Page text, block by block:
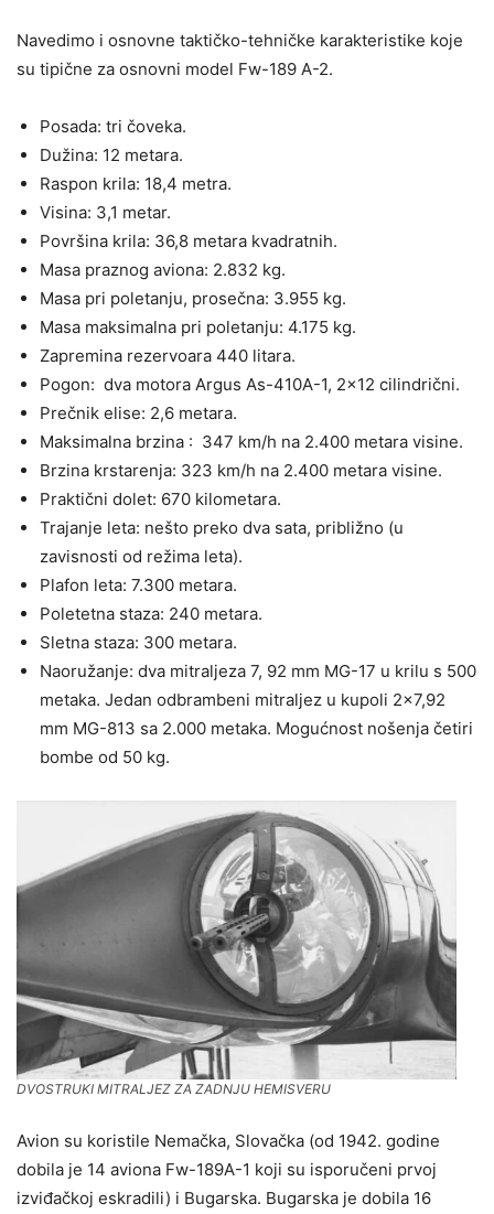
Navedimo i osnovne taktičko-tehničke karakteristike koje
su tipične za osnovni model Fw-189 A-2.
Posada: tri čoveka.
Dužina: 12 metara.
Raspon krila: 18,4 metra.
Visina: 3,1 metar.
Površina krila: 36,8 metara kvadratnih.
Masa praznog aviona: 2.832 kg.
Masa pri poletanju, prosečna: 3.955 kg.
Masa maksimalna pri poletanju: 4.175 kg.
Zapremina rezervoara 440 litara.
Pogon: dva motora Argus As-410A-1, 2×12 cilindrični.
Prečnik elise: 2,6 metara.
Maksimalna brzina : 347 km/h na 2.400 metara visine.
Brzina krstarenja: 323 km/h na 2.400 metara visine.
Praktični dolet: 670 kilometara.
Trajanje leta: nešto preko dva sata, približno (u
zavisnosti od režima leta).
Plafon leta: 7.300 metara.
Poletetna staza: 240 metara.
Sletna staza: 300 metara.
Naoružanje: dva mitraljeza 7, 92 mm MG-17 u krilu s 500
metaka. Jedan odbrambeni mitraljez u kupoli 2×7,92
mm MG-813 sa 2.000 metaka. Mogućnost nošenja četiri
bombe od 50 kg.
DVOSTRUKI MITRALJEZ ZA ZADNJU HEMISVERU
Avion su koristile Nemačka, Slovačka (od 1942. godine
dobila je 14 aviona Fw-189A-1 koji su isporučeni prvoj
izviđačkoj eskradili) i Bugarska. Bugarska je dobila 16